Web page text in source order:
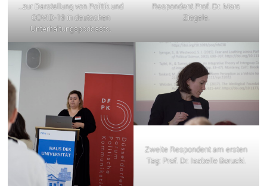
…zur Darstellung von Politik und
COVID-19 in deutschen
Unterhaltungspodcasts.
Respondent Prof. Dr. Marc
Ziegele.
Zweite Respondent am ersten
Tag: Prof. Dr. Isabelle Borucki.